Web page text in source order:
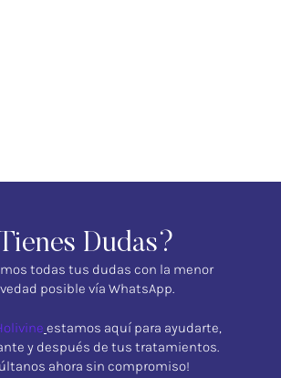
Dudas?
todas tus dudas con la menor
posible vía WhatsApp.
estamos aquí para ayudarte,
y después de tus tratamientos.
ahora sin compromiso!